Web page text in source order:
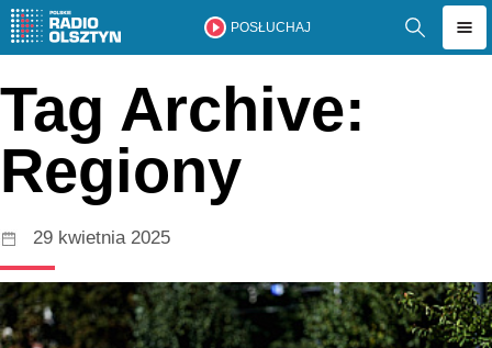
POSŁUCHAJ
Tag Archive:
Regiony
29 kwietnia 2025